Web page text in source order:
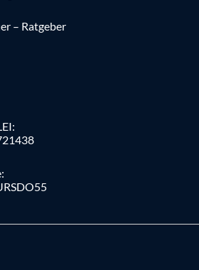
– Ratgeber